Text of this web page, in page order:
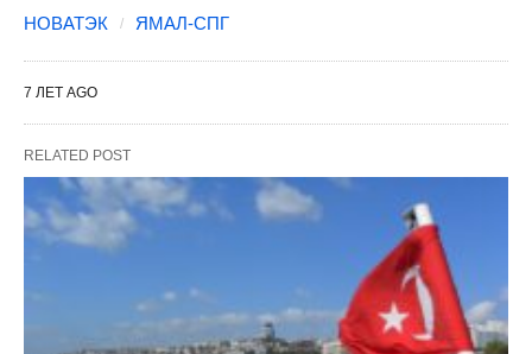
НОВАТЭК ЯМАЛ-СПГ
7 ЛЕТ AGO
RELATED POST